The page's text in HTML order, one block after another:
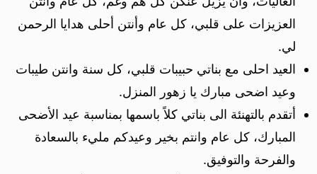
العزيزات على قلبي، كل عام وأنتن أحلى هدايا الرحمن
لي.
العيد احلى مع بناتي حبيبات قلبي، كل سنة وانتن طيبات
وعيد اضحى مبارك يا زهور المنزل.
أتقدم بالتهنئة الى بناتي كلاً باسمها بمناسبة عيد الأضحى
المبارك، كل عام وانتم بخير وعيدكم مليء بالسعادة
والفرحة والتوفيق.